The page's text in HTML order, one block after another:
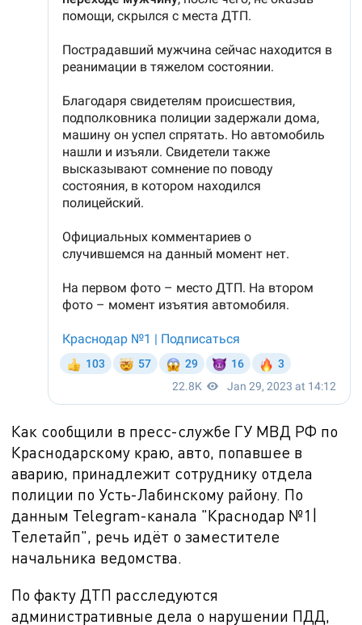
Как сообщили в пресс-службе ГУ МВД РФ по
Краснодарскому краю, авто, попавшее в
аварию, принадлежит сотруднику отдела
полиции по Усть-Лабинскому району. По
данным Telegram-канала "Краснодар №1|
Телетайп", речь идёт о заместителе
начальника ведомства.
По факту ДТП расследуются
административные дела о нарушении ПДД,